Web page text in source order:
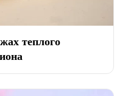
теплого